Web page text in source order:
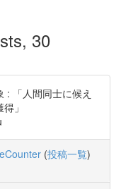
30
: 「人間同士に候え
」
(投稿一覧)